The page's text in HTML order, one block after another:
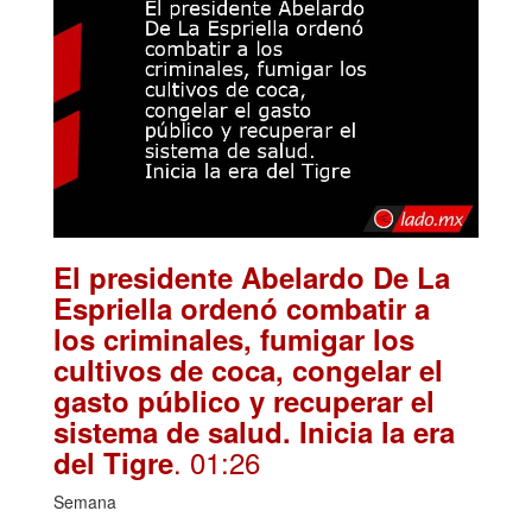
El presidente Abelardo De La
Espriella ordenó combatir a
los criminales, fumigar los
cultivos de coca, congelar el
gasto público y recuperar el
sistema de salud. Inicia la era
del Tigre. 01:26
Semana